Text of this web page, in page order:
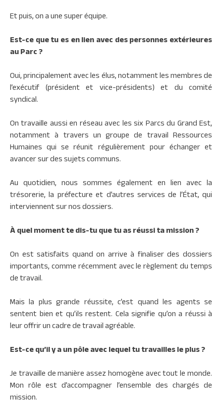
Et puis, on a une super équipe.
Est-ce que tu es en lien avec des personnes extérieures
au Parc ?
Oui, principalement avec les élus, notamment les membres de
l’exécutif (président et vice-présidents) et du comité
syndical.
On travaille aussi en réseau avec les six Parcs du Grand Est,
notamment à travers un groupe de travail Ressources
Humaines qui se réunit régulièrement pour échanger et
avancer sur des sujets communs.
Au quotidien, nous sommes également en lien avec la
trésorerie, la préfecture et d’autres services de l’État, qui
interviennent sur nos dossiers.
À quel moment te dis-tu que tu as réussi ta mission ?
On est satisfaits quand on arrive à finaliser des dossiers
importants, comme récemment avec le règlement du temps
de travail.
Mais la plus grande réussite, c’est quand les agents se
sentent bien et qu’ils restent. Cela signifie qu’on a réussi à
leur offrir un cadre de travail agréable.
Est-ce qu’il y a un pôle avec lequel tu travailles le plus ?
Je travaille de manière assez homogène avec tout le monde.
Mon rôle est d’accompagner l’ensemble des chargés de
mission.